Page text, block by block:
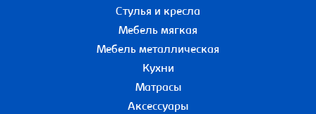
Стулья и кресла
Мебель мягкая
Мебель металлическая
Кухни
Матрасы
Аксессуары